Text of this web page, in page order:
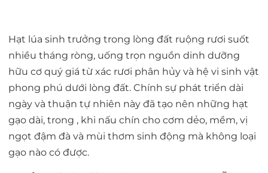
Hạt lúa sinh trưởng trong lòng đất ruộng rươi suốt
nhiều tháng ròng, uống trọn nguồn dinh dưỡng
hữu cơ quý giá từ xác rươi phân hủy và hệ vi sinh vật
phong phú dưới lòng đất. Chính sự phát triển dài
ngày và thuận tự nhiên này đã tạo nên những hạt
gạo dài, trong , khi nấu chín cho cơm dẻo, mềm, vị
ngọt đậm đà và mùi thơm sinh động mà không loại
gạo nào có được.